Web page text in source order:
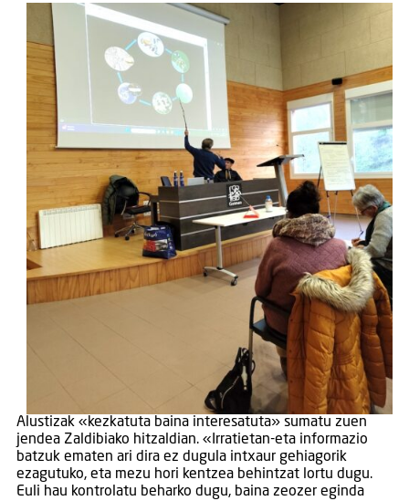
Alustizak «kezkatuta baina interesatuta» sumatu zuen
jendea Zaldibiako hitzaldian. «Irratietan-eta informazio
batzuk ematen ari dira ez dugula intxaur gehiagorik
ezagutuko, eta mezu hori kentzea behintzat lortu dugu.
Euli hau kontrolatu beharko dugu, baina zeozer eginda